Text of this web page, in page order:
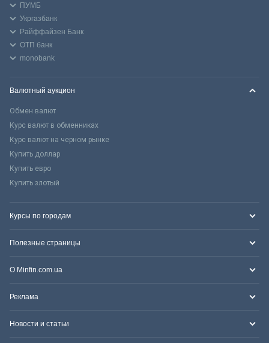
ПУМБ
Укргазбанк
Райффайзен Банк
ОТП банк
monobank
Валютный аукцион
Обмен валют
Курс валют в обменниках
Курс валют на черном рынке
Купить доллар
Купить евро
Купить злотый
Курсы по городам
Полезные страницы
О Minfin.com.ua
Реклама
Новости и статьи